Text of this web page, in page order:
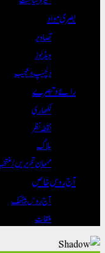
بصری مواد
تصاویر
ویڈیوز
دلچسپ و عجیب
رائے و تبصرے
لکھاری
نقطہ نظر
بلاگ
مہمان تحریریں /
آج روس خاص
آج روس بیٹھک
ملقات